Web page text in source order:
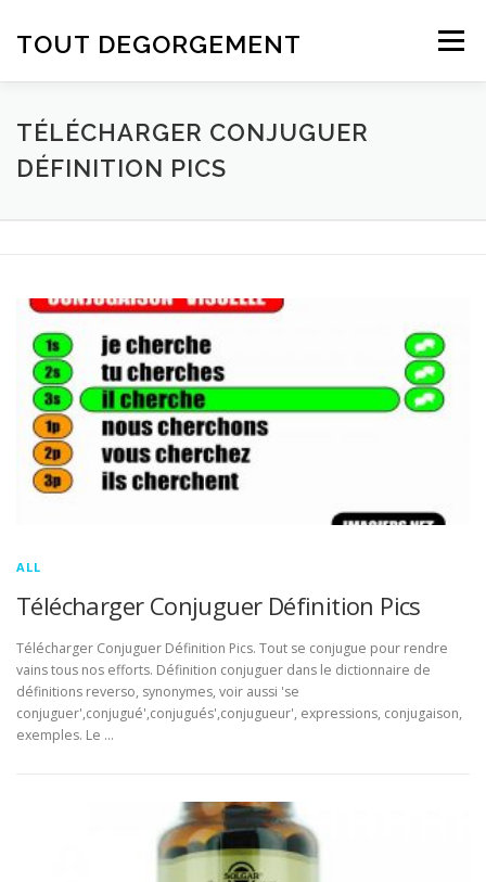
TOUT DEGORGEMENT Menu
TÉLÉCHARGER CONJUGUER
DÉFINITION PICS
ALL
Télécharger Conjuguer Définition Pics
Télécharger Conjuguer Définition Pics. Tout se conjugue pour rendre
vains tous nos efforts. Définition conjuguer dans le dictionnaire de
définitions reverso, synonymes, voir aussi 'se
conjuguer',conjugué',conjugués',conjugueur', expressions, conjugaison,
exemples. Le …